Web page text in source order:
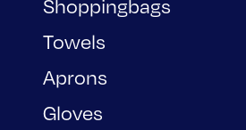
Towels
Aprons
Gloves